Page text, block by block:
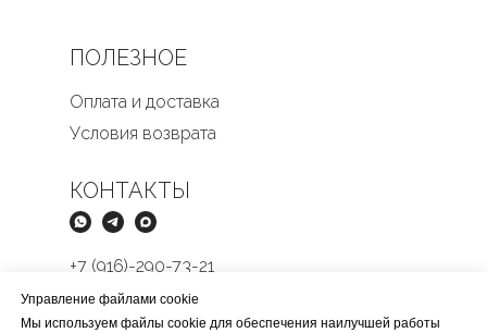
ПОЛЕЗНОЕ
Оплата и доставка
Условия возврата
КОНТАКТЫ
Butikmens@yandex.ru
+7 (916)-290-73-21
Управление файлами cookie
Мы используем файлы cookie для обеспечения наилучшей работы